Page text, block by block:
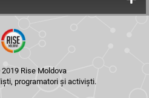
Rise Moldova
programatori și activiști.